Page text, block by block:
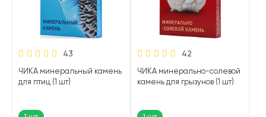
43
ЧИКА минеральный камень
для птиц (1 шт)
42
ЧИКА минерально-солевой
камень для грызунов (1 шт)